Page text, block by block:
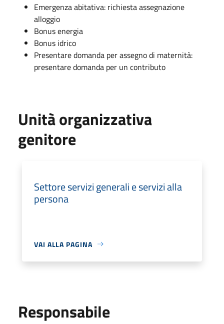
Emergenza abitativa: richiesta assegnazione
alloggio
Bonus energia
Bonus idrico
Presentare domanda per assegno di maternità:
presentare domanda per un contributo
Unità organizzativa
genitore
Settore servizi generali e servizi alla
persona
VAI ALLA PAGINA
Responsabile